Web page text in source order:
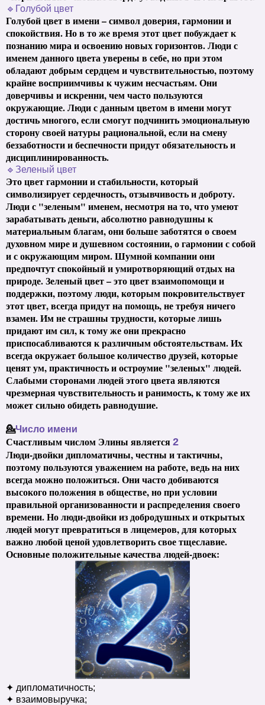
🔹Голубой цвет
Голубой цвет в имени – символ доверия, гармонии и
спокойствия. Но в то же время этот цвет побуждает к
познанию мира и освоению новых горизонтов. Люди с
именем данного цвета уверены в себе, но при этом
обладают добрым сердцем и чувствительностью, поэтому
крайне восприимчивы к чужим несчастьям. Они
доверчивы и искренни, чем часто пользуются
окружающие. Люди с данным цветом в имени могут
достичь многого, если смогут подчинить эмоциональную
сторону своей натуры рациональной, если на смену
беззаботности и беспечности придут обязательность и
дисциплинированность.
🔹Зеленый цвет
Это цвет гармонии и стабильности, который
символизирует сердечность, отзывчивость и доброту.
Люди с "зеленым" именем, несмотря на то, что умеют
зарабатывать деньги, абсолютно равнодушны к
материальным благам, они больше заботятся о своем
духовном мире и душевном состоянии, о гармонии с собой
и с окружающим миром. Шумной компании они
предпочтут спокойный и умиротворяющий отдых на
природе. Зеленый цвет – это цвет взаимопомощи и
поддержки, поэтому люди, которым покровительствует
этот цвет, всегда придут на помощь, не требуя ничего
взамен. Им не страшны трудности, которые лишь
придают им сил, к тому же они прекрасно
приспосабливаются к различным обстоятельствам. Их
всегда окружает большое количество друзей, которые
ценят ум, практичность и остроумие "зеленых" людей.
Слабыми сторонами людей этого цвета являются
чрезмерная чувствительность и ранимость, к тому же их
может сильно обидеть равнодушие.
💁Число имени
Счастливым числом Элины является 2
Люди-двойки дипломатичны, честны и тактичны,
поэтому пользуются уважением на работе, ведь на них
всегда можно положиться. Они часто добиваются
высокого положения в обществе, но при условии
правильной организованности и распределения своего
времени. Но люди-двойки из добродушных и открытых
людей могут превратиться в лицемеров, для которых
важно любой ценой удовлетворить свое тщеславие.
Основные положительные качества людей-двоек:
✦ дипломатичность;
✦ взаимовыручка;